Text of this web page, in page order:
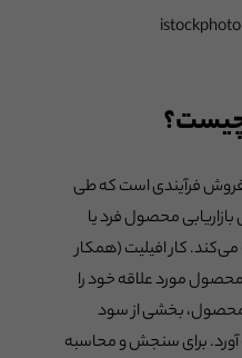
فروش فرآیندی است که طی
محصول فرد یا
کار افیلیت (همکار
مورد علاقه خود را
محصول، بخشی از سود
برای سنجش و محاسبه